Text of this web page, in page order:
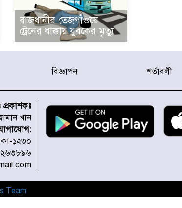
রাজধানীর তেজগাঁওয়ে
ট্রেনের ধাক্কায় যুবকের মৃত্যু
বিজ্ঞাপন শর্তাবলী
খান
১২৩০
Team